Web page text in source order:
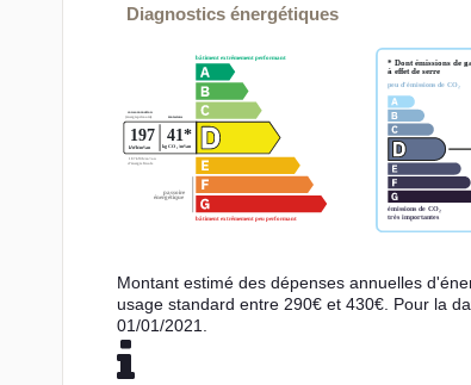
Diagnostics énergétiques
Montant estimé des dépenses annuelles
usage standard entre 290€ et 430€. Pour la
01/01/2021.